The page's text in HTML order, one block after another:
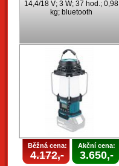
14,4/18 V; 3 W; 37 hod.; 0,98
kg; bluetooth
Běžná cena:
4.172,-
Akční cena:
3.650,-